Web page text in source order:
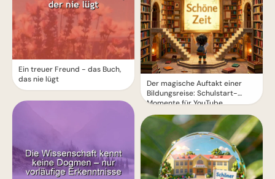
Ein treuer Freund - das Buch,
das nie lügt
Der magische Auftakt einer
Bildungsreise: Schulstart-
Momente für YouTube